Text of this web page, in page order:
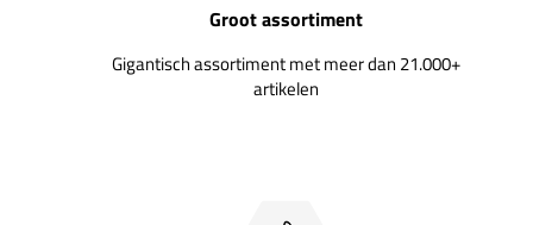
Groot assortiment
Gigantisch assortiment met meer dan 21.000+
artikelen